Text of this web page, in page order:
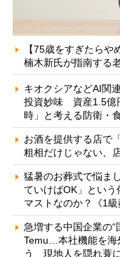
【75歳をすぎたらや
楠木新氏が指南する
キオクシアなどAI関
投資妙味 資産1.5億
時」と考える防衛・
お酒を提供する店で
粗相だけじゃない、
猛暑のお葬式で悩ま
ていけばOK」とい
マストなのか？《1級
急増する中国企業の“
Temu…本社機能を海
う 現地人を隠れ蓑